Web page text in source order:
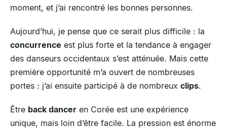
moment, et j’ai rencontré les bonnes personnes.
Aujourd’hui, je pense que ce serait plus difficile : la
concurrence est plus forte et la tendance à engager
des danseurs occidentaux s’est atténuée. Mais cette
première opportunité m’a ouvert de nombreuses
portes : j’ai ensuite participé à de nombreux clips.
Être back dancer en Corée est une expérience
unique, mais loin d’être facile. La pression est énorme